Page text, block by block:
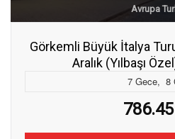
Avrupa
Görkemli Büyük İtalya
Aralık (Yılbaşı
7 Gece, 8
786.45